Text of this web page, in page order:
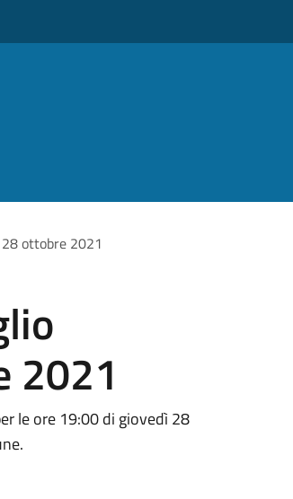
28 ottobre 2021
2021
le ore 19:00 di giovedì 28